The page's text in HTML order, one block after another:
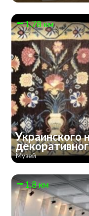
1.78 км
Украинского
Музей
1.8 км